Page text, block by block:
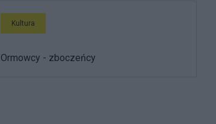
Kultura
Ormowcy - zboczeńcy